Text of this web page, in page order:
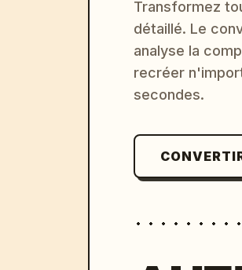
Transformez
détaillé. Le
analyse la
recréer
secondes.